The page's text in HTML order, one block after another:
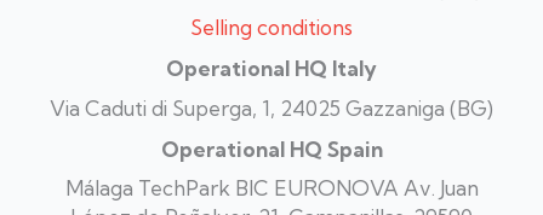
Selling conditions
Operational HQ Italy
Via Caduti di Superga, 1, 24025 Gazzaniga (BG)
Operational HQ Spain
Málaga TechPark BIC EURONOVA Av. Juan